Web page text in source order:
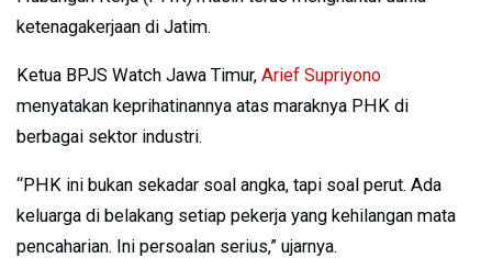
ketenagakerjaan di Jatim.
Ketua BPJS Watch Jawa Timur, Arief Supriyono
menyatakan keprihatinannya atas maraknya PHK di
berbagai sektor industri.
“PHK ini bukan sekadar soal angka, tapi soal perut. Ada
keluarga di belakang setiap pekerja yang kehilangan mata
pencaharian. Ini persoalan serius,” ujarnya.